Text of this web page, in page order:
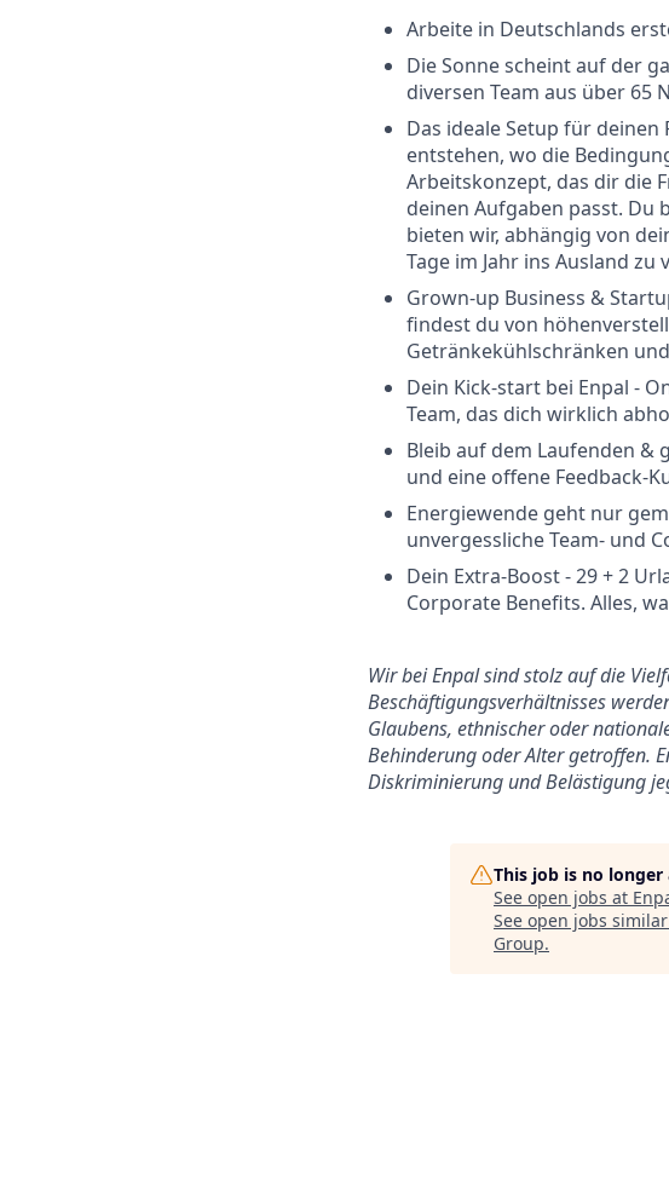
Arbeite in Deutschlands
Die Sonne scheint auf der
diversen Team aus über 65
Das ideale Setup für
entstehen, wo die
Arbeitskonzept, das dir die
deinen Aufgaben passt. Du
bieten wir, abhängig von
Tage im Jahr ins Ausland zu
Grown-up Business &
findest du von
Getränkekühlschränken
Dein Kick-start bei Enpal -
Team, das dich wirklich
Bleib auf dem Laufenden &
und eine offene Feedback-
Energiewende geht nur
unvergessliche Team- und
Dein Extra-Boost - 29 + 2
Corporate Benefits. Alles,
Wir bei Enpal sind stolz auf die
Beschäftigungsverhältnisses
Glaubens, ethnischer oder
Behinderung oder Alter getroffen.
Diskriminierung und Belästigung
This job is no
See open jobs at
See open jobs
Group.